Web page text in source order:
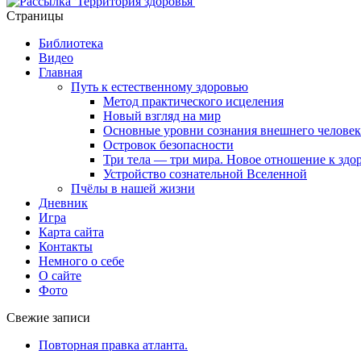
Страницы
Библиотека
Видео
Главная
Путь к естественному здоровью
Метод практического исцеления
Новый взгляд на мир
Основные уровни сознания внешнего
Островок безопасности
Три тела — три мира. Новое отношение к
Устройство сознательной Вселенной
Пчёлы в нашей жизни
Дневник
Игра
Карта сайта
Контакты
Немного о себе
О сайте
Фото
Свежие записи
Повторная правка атланта.